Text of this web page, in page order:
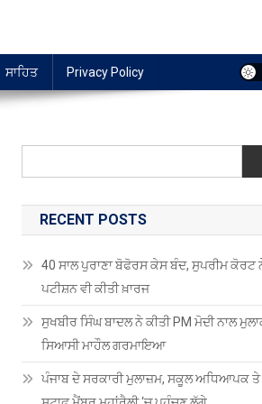
ਸਾਹਿਤ Privacy Policy
RECENT POSTS
40 ਸਾਲ ਪੁਰਾਣਾ ਬੋਫੋਰਸ ਕੇਸ ਬੰਦ, ਸੁਪਰੀਮ
ਪਟੀਸ਼ਨ ਵੀ ਕੀਤੀ ਖ਼ਾਰਜ
ਸੁਖਬੀਰ ਸਿੰਘ ਬਾਦਲ ਨੇ ਕੀਤੀ PM ਮੋਦੀ ਨਾਲ
ਸਿਆਸੀ ਮਾਹੌਲ ਗਰਮਾਇਆ
ਪੰਜਾਬ ਦੇ ਸਰਕਾਰੀ ਮੁਲਾਜ਼ਮ, ਸਕੂਲ ਅਧਿਆਪਕ